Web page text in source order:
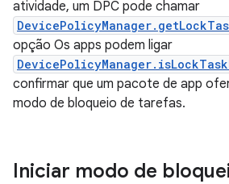
atividade, um DPC pode chamar
opção Os apps podem ligar
confirmar que um pacote de app
modo de bloqueio de tarefas.
Iniciar modo de